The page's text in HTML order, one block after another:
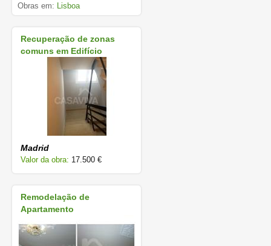
Obras em: Lisboa
Recuperação de zonas
comuns em Edifício
Madrid
Valor da obra: 17.500 €
Remodelação de
Apartamento